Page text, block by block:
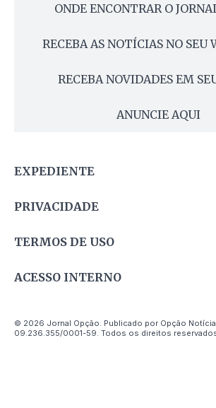
ONDE ENCONTRAR O
RECEBA AS NOTÍCIAS NO SEU
RECEBA NOVIDADES EM
ANUNCIE AQUI
EXPEDIENTE
PRIVACIDADE
TERMOS DE USO
ACESSO INTERNO
© 2026 Jornal Opção. Publicado por Opção
09.236.355/0001-59. Todos os direitos